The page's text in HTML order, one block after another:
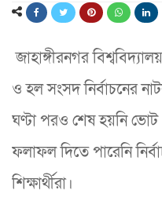
জাহাঙ্গীরনগর
ও হল সংসদ নির্বাচনের
ঘণ্টা পরও শেষ হয়নি
ফলাফল দিতে পারেনি
শিক্ষার্থীরা।